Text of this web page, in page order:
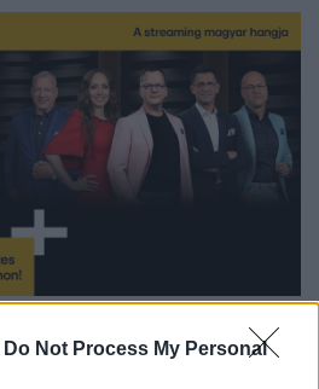
Do Not Process My Personal